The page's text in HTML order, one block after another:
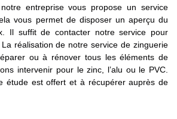
entreprise vous propose un service
vous permet de disposer un aperçu du
Il suffit de contacter notre service pour
réalisation de notre service de zinguerie
ou à rénover tous les éléments de
intervenir pour le zinc, l’alu ou le PVC.
étude est offert et à récupérer auprès de